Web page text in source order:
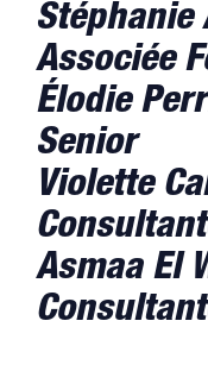
Stéphanie
Associée
Élodie
Senior
Violette
Asmaa El